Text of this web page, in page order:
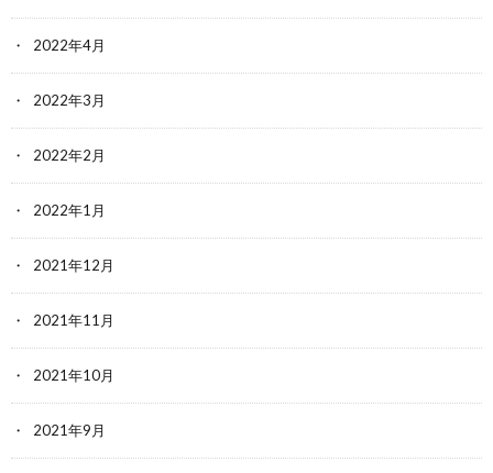
2022年4月
2022年3月
2022年2月
2022年1月
2021年12月
2021年11月
2021年10月
2021年9月